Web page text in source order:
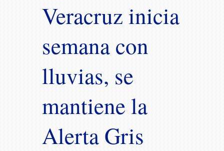
Veracruz inicia
semana con
lluvias, se
mantiene la
Alerta Gris